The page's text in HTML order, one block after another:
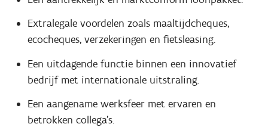
Extralegale voordelen zoals maaltijdcheques,
ecocheques, verzekeringen en fietsleasing.
Een uitdagende functie binnen een innovatief
bedrijf met internationale uitstraling.
Een aangename werksfeer met ervaren en
betrokken collega's.